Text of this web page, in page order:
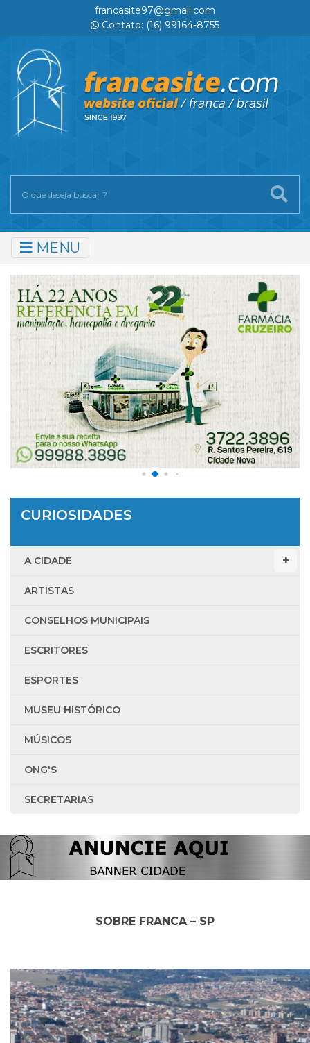
francasite97@gmail.com
Contato: (16) 99164-8755
MENU
CURIOSIDADES
A CIDADE
ARTISTAS
CONSELHOS MUNICIPAIS
ESCRITORES
ESPORTES
MUSEU HISTÓRICO
MÚSICOS
ONG'S
SECRETARIAS
SOBRE FRANCA – SP